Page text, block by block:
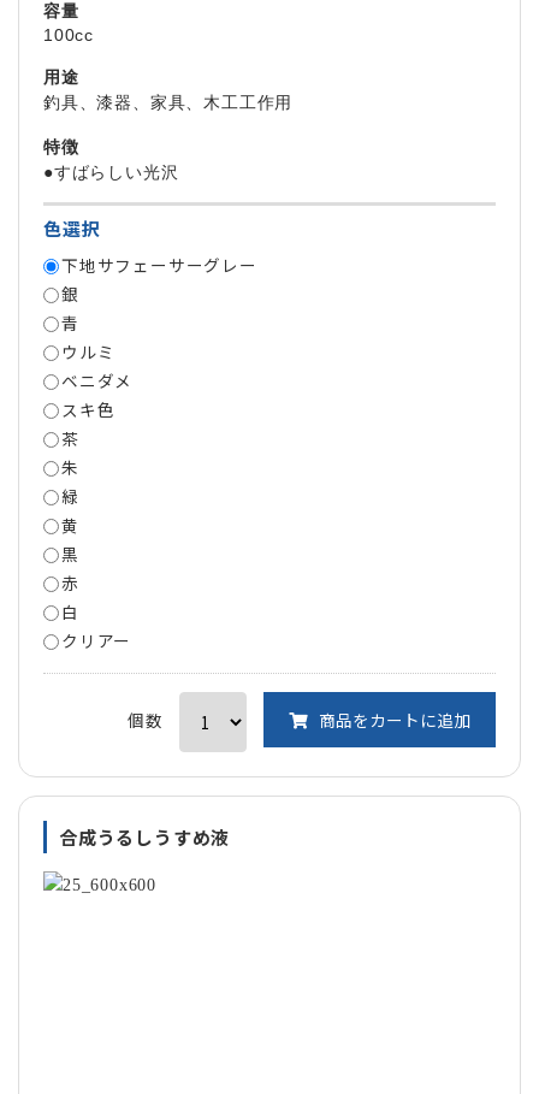
容量
100cc
用途
釣具、漆器、家具、木工工作用
特徴
●すばらしい光沢
色選択
下地サフェーサーグレー
銀
青
ウルミ
ベニダメ
スキ色
茶
朱
緑
黄
黒
赤
白
クリアー
個数 商品をカートに追加
合成うるしうすめ液